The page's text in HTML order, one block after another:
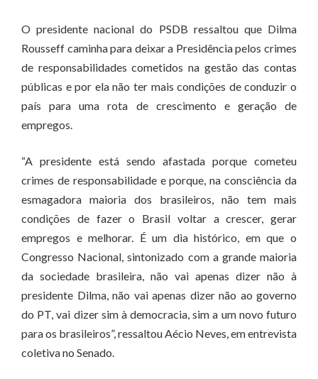
O presidente nacional do PSDB ressaltou que Dilma
Rousseff caminha para deixar a Presidência pelos crimes
de responsabilidades cometidos na gestão das contas
públicas e por ela não ter mais condições de conduzir o
país para uma rota de crescimento e geração de
empregos.
“A presidente está sendo afastada porque cometeu
crimes de responsabilidade e porque, na consciência da
esmagadora maioria dos brasileiros, não tem mais
condições de fazer o Brasil voltar a crescer, gerar
empregos e melhorar. É um dia histórico, em que o
Congresso Nacional, sintonizado com a grande maioria
da sociedade brasileira, não vai apenas dizer não à
presidente Dilma, não vai apenas dizer não ao governo
do PT, vai dizer sim à democracia, sim a um novo futuro
para os brasileiros”, ressaltou Aécio Neves, em entrevista
coletiva no Senado.